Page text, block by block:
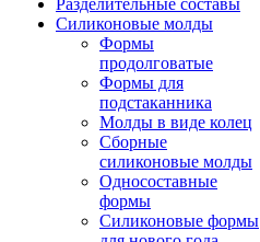
Разделительные составы
Силиконовые молды
Формы
продолговатые
Формы для
подстаканника
Молды в виде колец
Сборные
силиконовые молды
Односоставные
формы
Силиконовые формы